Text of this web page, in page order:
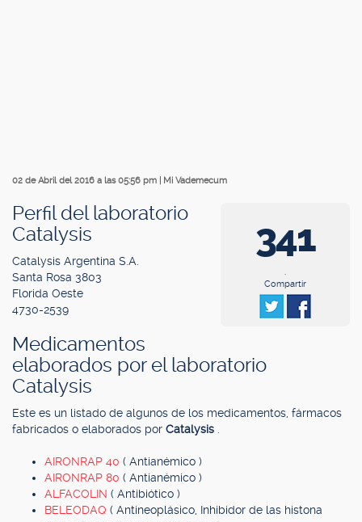
02 de Abril del 2016 a las 05:56 pm Mi Vademecum
341
.
Compartir
Perfil del laboratorio
Catalysis
Catalysis Argentina S.A.
Santa Rosa 3803
Florida Oeste
4730-2539
Medicamentos
elaborados por el laboratorio
Catalysis
Este es un listado de algunos de los medicamentos, fármacos
fabricados o elaborados por Catalysis
AIRONRAP 40 ( Antianémico )
AIRONRAP 80 ( Antianémico )
ALFACOLIN ( Antibiótico )
BELEODAQ ( Antineoplásico, Inhibidor de las histona